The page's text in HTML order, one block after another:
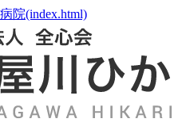
院(index.html)